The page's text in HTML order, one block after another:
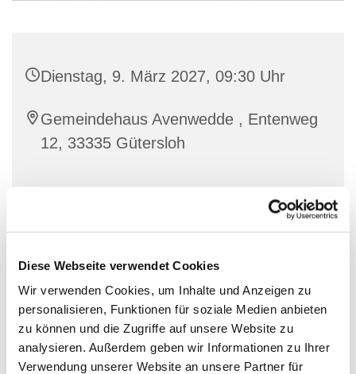
Diese Webseite verwendet Cookies
Wir verwenden Cookies, um Inhalte und Anzeigen zu
personalisieren, Funktionen für soziale Medien anbieten
zu können und die Zugriffe auf unsere Website zu
analysieren. Außerdem geben wir Informationen zu Ihrer
Verwendung unserer Website an unsere Partner für
Dienstag, 9. März 2027, 09:30 Uhr
Gemeindehaus Avenwedde , Entenweg
12, 33335 Gütersloh